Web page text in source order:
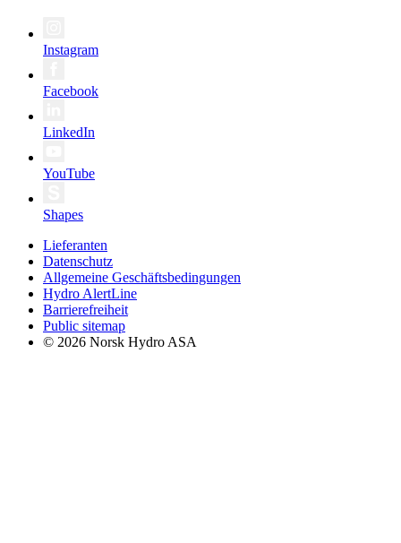
Instagram
Facebook
LinkedIn
YouTube
Shapes
Lieferanten
Datenschutz
Allgemeine Geschäftsbedingungen
Hydro AlertLine
Barrierefreiheit
Public sitemap
© 2026 Norsk Hydro ASA